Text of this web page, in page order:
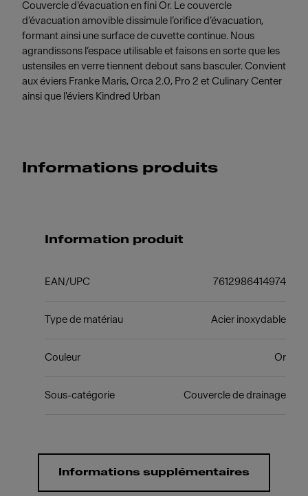
Couvercle d'évacuation en fini Or. Le couvercle
d’évacuation amovible dissimule l’orifice d’évacuation,
formant ainsi une surface de cuvette continue. Nous
agrandissons l’espace utilisable et faisons en sorte que les
ustensiles en verre tiennent debout sans basculer. Convient
aux éviers Franke Maris, Orca 2.0, Pro 2 et Culinary Center
ainsi que l'éviers Kindred Urban
Informations produits
Information produit
EAN/UPC 7612986414974
Type de matériau Acier inoxydable
Couleur Or
Sous-catégorie Couvercle de drainage
Informations supplémentaires